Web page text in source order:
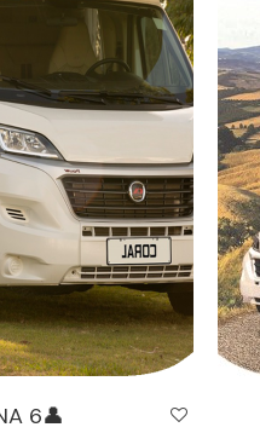
6👤